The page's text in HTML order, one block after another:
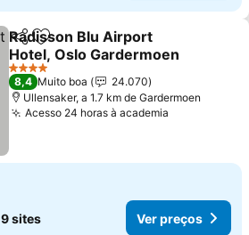
PartilharAdicionar aos favoritos
Radisson Blu Airport
Hotel, Oslo Gardermoen
4 Estrelas
8,4 Muito boa
24.070
Ullensaker, a 1.7 km de Gardermoen
Acesso 24 horas à academia
9 sites Ver preços